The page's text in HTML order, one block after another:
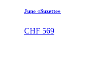
Jupe «Suzette»
CHF 569